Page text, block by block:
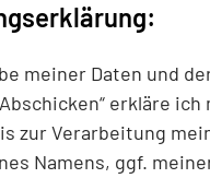
meiner Daten und
erkläre ich
zur Verarbeitung
Namens, ggf.